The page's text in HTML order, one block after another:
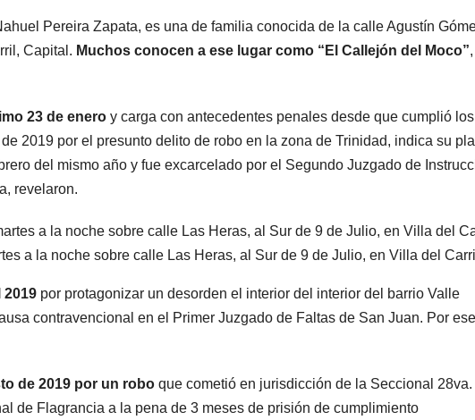
Pereira Zapata, es una de familia conocida de la calle Agustín
Capital. Muchos conocen a ese lugar como “El Callejón del Moco”,
23 de enero y carga con antecedentes penales desde que cumplió
2019 por el presunto delito de robo en la zona de Trinidad, indica su
del mismo año y fue excarcelado por el Segundo Juzgado de
revelaron.
a la noche sobre calle Las Heras, al Sur de 9 de Julio, en Villa del
2019 por protagonizar un desorden el interior del interior del barrio Valle
contravencional en el Primer Juzgado de Faltas de San Juan. Por ese
de 2019 por un robo que cometió en jurisdicción de la Seccional 28va.
de Flagrancia a la pena de 3 meses de prisión de cumplimiento
Falleció Jorge
Messi, el papá
de Lionel
Messi
8 AGOSTO, 2026
La
le
250
7